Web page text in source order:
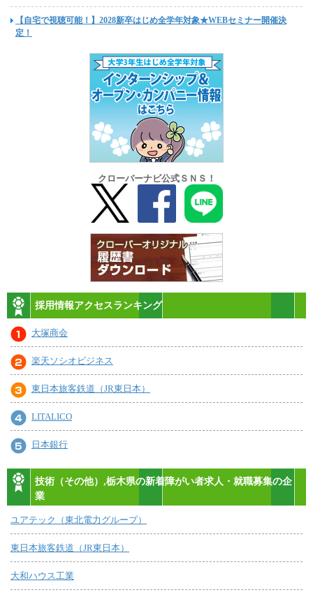
【自宅で視聴可能！】2028新卒はじめ全学年対象★WEBセミナー開催決
定！
クローバーナビ公式ＳＮＳ！
採用情報アクセスランキング
大塚商会
楽天ソシオビジネス
東日本旅客鉄道（JR東日本）
LITALICO
日本銀行
技術（その他）,栃木県の新着障がい者求人・就職募集の企
業
ユアテック（東北電力グループ）
東日本旅客鉄道（JR東日本）
大和ハウス工業